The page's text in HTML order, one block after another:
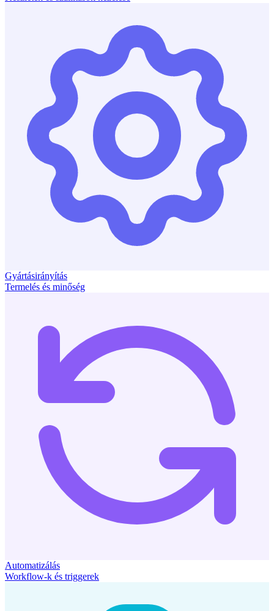
Gyártásirányítás
Termelés és minőség
Automatizálás
Workflow-k és triggerek